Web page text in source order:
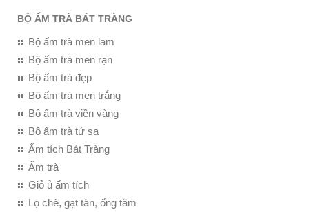
BỘ ẤM TRÀ BÁT TRÀNG
Bộ ấm trà men lam
Bộ ấm trà men rạn
Bộ ấm trà đẹp
Bộ ấm trà men trắng
Bộ ấm trà viền vàng
Bộ ấm trà tử sa
Ấm tích Bát Tràng
Ấm trà
Giỏ ủ ấm tích
Lọ chè, gạt tàn, ống tăm